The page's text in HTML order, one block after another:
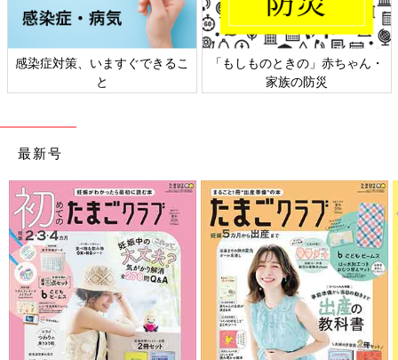
感染症対策、いますぐできるこ
と
「もしものときの」赤ちゃん・
家族の防災
最新号